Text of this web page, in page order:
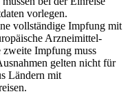
vorlegen.
vollständige Impfung mit
Arzneimittel-
zweite Impfung muss
gelten nicht für
Ländern mit